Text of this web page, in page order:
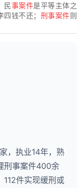
民事案件是平等主体之
钱不还； 刑事案件则
，执业14年，熟
刑事案件400余
件实现缓刑或